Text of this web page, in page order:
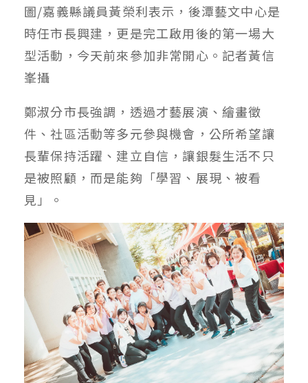
圖/嘉義縣議員黃榮利表示，後潭藝文中心是
時任市長興建，更是完工啟用後的第一場大
型活動，今天前來參加非常開心。記者黃信
峯攝
鄭淑分市長強調，透過才藝展演、繪畫徵
件、社區活動等多元參與機會，公所希望讓
長輩保持活躍、建立自信，讓銀髮生活不只
是被照顧，而是能夠「學習、展現、被看
見」。